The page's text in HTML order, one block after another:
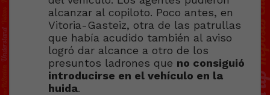
alcanzar al copiloto. Poco antes, en
Vitoria-Gasteiz, otra de las patrullas
que había acudido también al aviso
logró dar alcance a otro de los
presuntos ladrones que no consiguió
introducirse en el vehículo en la
huida.